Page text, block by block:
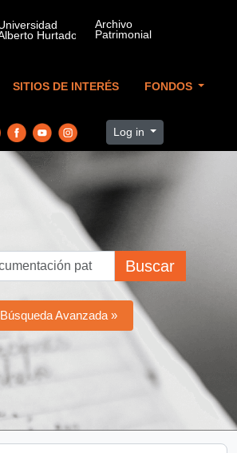
SITIOS DE INTERÉS FONDOS
Log in
Buscar
Búsqueda Avanzada »